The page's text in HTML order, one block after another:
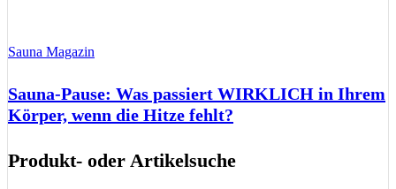
Sauna Magazin
Sauna-Pause: Was passiert WIRKLICH in Ihrem
Körper, wenn die Hitze fehlt?
Produkt- oder Artikelsuche